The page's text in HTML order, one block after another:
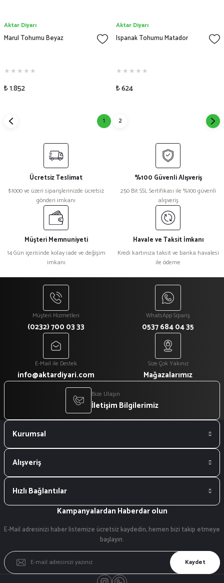
Aktar Diyarı
Marul Tohumu Beyaz
₺ 1.852
Aktar Diyarı
Ispanak Tohumu Matador
₺ 624
1 2
Ücretsiz Teslimat
₺1000 ve üzeri siparişlerinizde ücretsiz
gönderi imkanı
%100 Güvenli Alışveriş
250 Bit SSL Sertifikası ile %100 güvenli
alışveriş
Müşteri Memnuniyeti
14 Gün içerisinde kolay iade ve değişim
imkanı
Havale ve Taksit İmkanı
Kredi kartınıza taksit ve banka havalesi
ile ödeme
Müşteri Hizmetleri
(0232) 700 03 33
WhatsApp Sipariş
0537 684 04 35
E-Mail ile Destek
info@aktardiyari.com
Size Çok Yakınız
Mağazalarımız
Bize Ulaşın
İletişim Bilgilerimiz
Kurumsal
Alışveriş
Hızlı Bağlantılar
Kampanyalardan Haberdar olun
E-Mail adresinizi haber listemize ücretsiz kaydedin, hemen bizi takip etmeye
başlayın.
Kaydet